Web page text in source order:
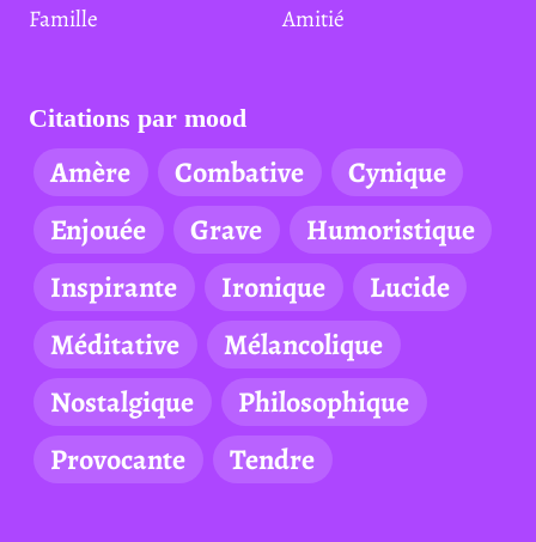
Famille
Amitié
Citations par mood
Amère Combative
Cynique
Enjouée
Grave
Humoristique
Inspirante
Ironique
Lucide
Méditative
Mélancolique
Nostalgique
Philosophique
Provocante
Tendre